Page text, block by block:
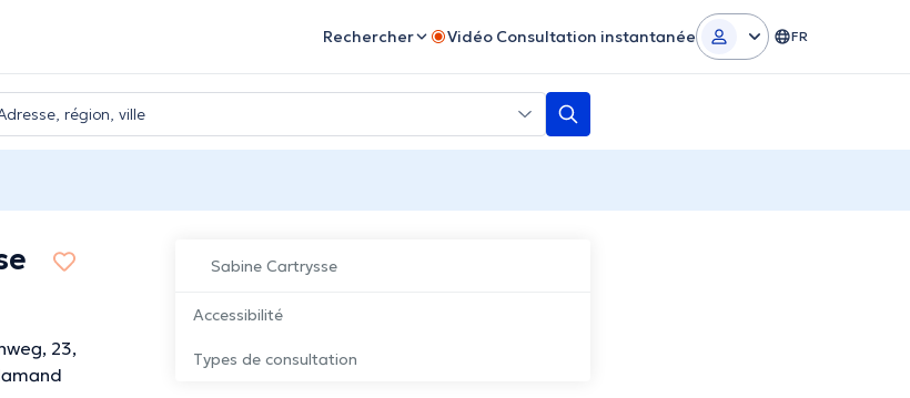
Rechercher Vidéo Consultation instantanée FR
Sabine Cartrysse
Accessibilité
Types de consultation
23,